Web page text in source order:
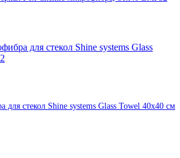
для стекол Shine systems Glass Towel 40х40 см